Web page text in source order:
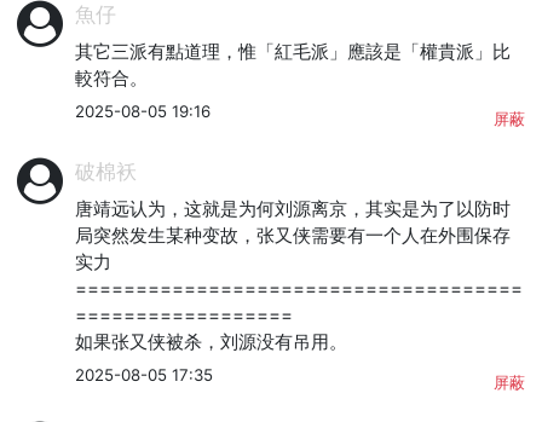
魚仔
其它三派有點道理，惟「紅毛派」應該是「權貴派」比
較符合。
2025-08-05 19:16 屏蔽
破棉袄
唐靖远认为，这就是为何刘源离京，其实是为了以防时
局突然发生某种变故，张又侠需要有一个人在外围保存
实力
=====================================
==================
如果张又侠被杀，刘源没有吊用。
2025-08-05 17:35 屏蔽